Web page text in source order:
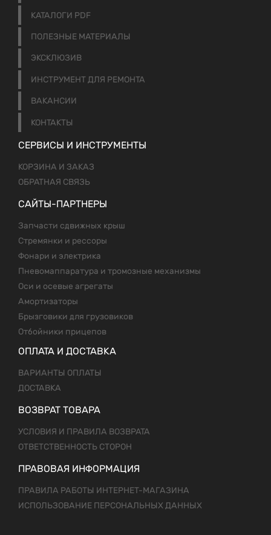
КАТАЛОГИ PDF
ПОЛЕЗНЫЕ МАТЕРИАЛЫ
ЭКСКЛЮЗИВ
ИНСТРУМЕНТ ДЛЯ РЕМОНТА
ВАКАНСИИ
КОНТАКТЫ
СЕРВИСЫ И ИНСТРУМЕНТЫ
КОРЗИНА И ЗАКАЗ
ОБРАТНАЯ СВЯЗЬ
САЙТЫ-ПАРТНЕРЫ
Запчасти сдвижных крыш
Стремянки и рессоры
Фонари и электрика
Пневомаппаратура и тромозные механизмы
Оси и осевые агрегаты
Амортизаторы
Брызговики для грузовиков
Отбойники прицепов
ОПЛАТА И ДОСТАВКА
ВАРИАНТЫ ОПЛАТЫ
ДОСТАВКА
ВОЗВРАТ ТОВАРА
УСЛОВИЯ И ПРАВИЛА ВОЗВРАТА
ОТВЕТСТВЕННОСТЬ СТОРОН
ПРАВОВАЯ ИНФОРМАЦИЯ
ПРАВИЛА РАБОТЫ ИНТЕРНЕТ-МАГАЗИНА
ИСПОЛЬЗОВАНИЕ ПЕРСОНАЛЬНЫХ ДАННЫХ